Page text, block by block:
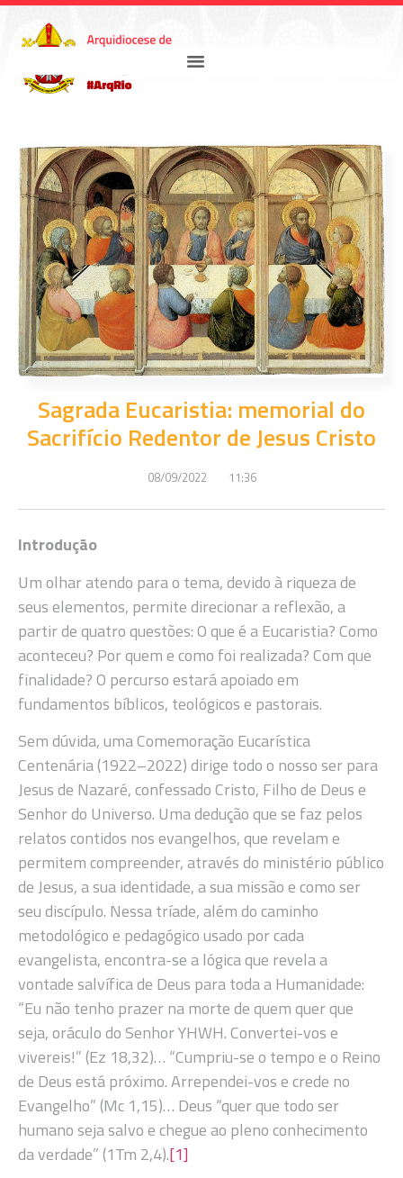
Sagrada Eucaristia: memorial do
Sacrifício Redentor de Jesus Cristo
08/09/2022 11:36
Introdução
Um olhar atendo para o tema, devido à riqueza de
seus elementos, permite direcionar a reflexão, a
partir de quatro questões: O que é a Eucaristia? Como
aconteceu? Por quem e como foi realizada? Com que
finalidade? O percurso estará apoiado em
fundamentos bíblicos, teológicos e pastorais.
Sem dúvida, uma Comemoração Eucarística
Centenária (1922–2022) dirige todo o nosso ser para
Jesus de Nazaré, confessado Cristo, Filho de Deus e
Senhor do Universo. Uma dedução que se faz pelos
relatos contidos nos evangelhos, que revelam e
permitem compreender, através do ministério público
de Jesus, a sua identidade, a sua missão e como ser
seu discípulo. Nessa tríade, além do caminho
metodológico e pedagógico usado por cada
evangelista, encontra-se a lógica que revela a
vontade salvífica de Deus para toda a Humanidade:
“Eu não tenho prazer na morte de quem quer que
seja, oráculo do Senhor YHWH. Convertei-vos e
vivereis!” (Ez 18,32)… “Cumpriu-se o tempo e o Reino
de Deus está próximo. Arrependei-vos e crede no
Evangelho” (Mc 1,15)… Deus “quer que todo ser
humano seja salvo e chegue ao pleno conhecimento
da verdade” (1Tm 2,4).[1]